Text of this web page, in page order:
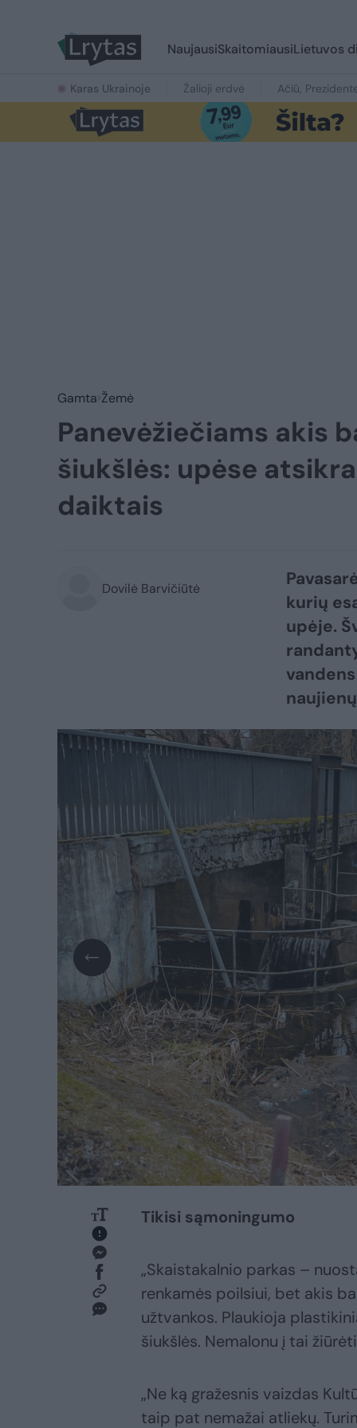
NaujausiSkaitomiausiLietuvos
Karas Ukrainoje Žalioji erdvė Ačiū,
Gamta Žemė
Panevėžiečiams akis
šiukšlės: upėse
daiktais
Dovilė Barvičiūtė
kurių
upėje.
Tikisi sąmoningumo
„Skaistakalnio parkas –
renkamės poilsiui, bet akis
užtvankos. Plaukioja
šiukšlės. Nemalonu į tai
„Ne ką gražesnis vaizdas
taip pat nemažai atliekų.